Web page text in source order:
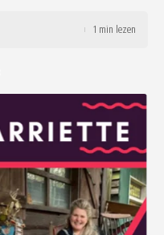
1 min lezen